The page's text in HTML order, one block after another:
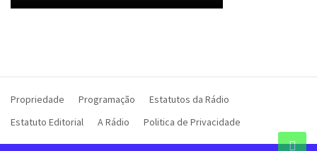
Propriedade Programação
Estatutos da Rádio
Estatuto Editorial
A Rádio Politica de Privacidade